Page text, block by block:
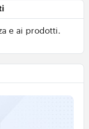
e ai prodotti.